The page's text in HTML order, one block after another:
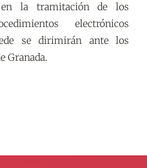
en la tramitación de los
electrónicos
se dirimirán ante los
Granada.